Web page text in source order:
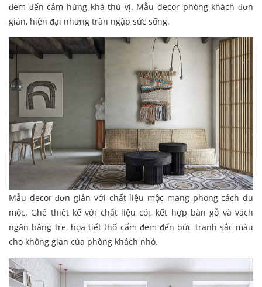
đem đến cảm hứng khá thú vị. Mẫu decor phòng khách đơn
giản, hiện đại nhưng tràn ngập sức sống.
Mẫu decor đơn giản với chất liệu mộc mang phong cách du
mộc. Ghế thiết kế với chất liệu cói, kết hợp bàn gỗ và vách
ngăn bằng tre, họa tiết thổ cẩm đem đến bức tranh sắc màu
cho không gian của phòng khách nhỏ.